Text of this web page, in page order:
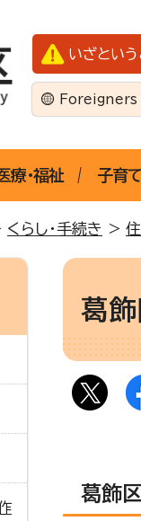
いざという
療・福祉 子育
くらし・手続き >
葛
葛飾